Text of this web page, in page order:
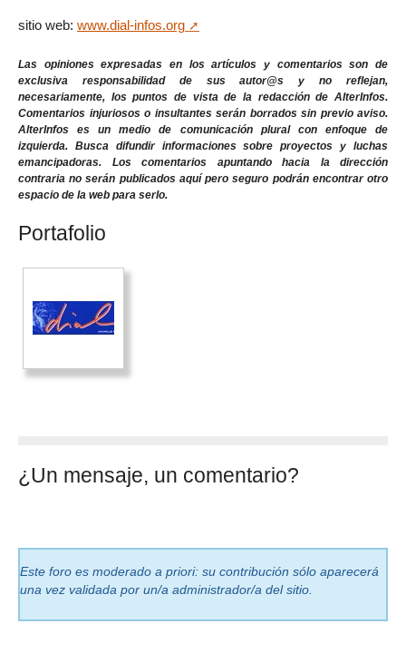
sitio web: www.dial-infos.org
Las opiniones expresadas en los artículos y comentarios son de
exclusiva responsabilidad de sus autor@s y no reflejan,
necesariamente, los puntos de vista de la redacción de AlterInfos.
Comentarios injuriosos o insultantes serán borrados sin previo aviso.
AlterInfos es un medio de comunicación plural con enfoque de
izquierda. Busca difundir informaciones sobre proyectos y luchas
emancipadoras. Los comentarios apuntando hacia la dirección
contraria no serán publicados aquí pero seguro podrán encontrar otro
espacio de la web para serlo.
Portafolio
¿Un mensaje, un comentario?
Este foro es moderado a priori: su contribución sólo aparecerá
una vez validada por un/a administrador/a del sitio.